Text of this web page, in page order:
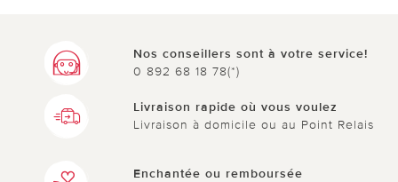
Nos conseillers sont à votre service!
0 892 68 18 78(*)
Livraison rapide où vous voulez
Livraison à domicile ou au Point Relais
Enchantée ou remboursée